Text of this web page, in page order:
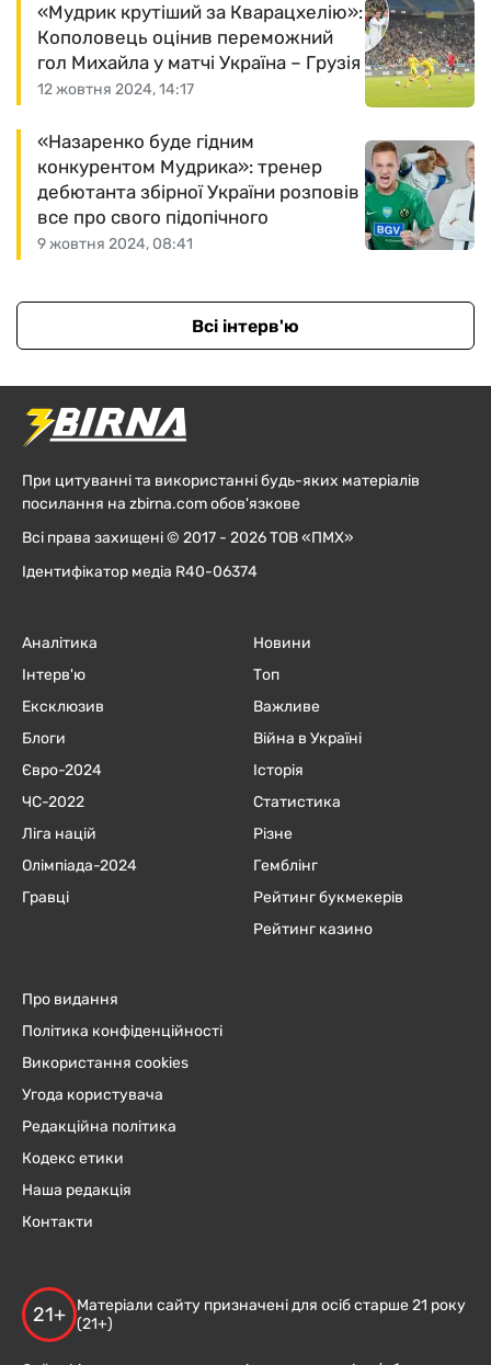
12 жовтня 2024, 14:17
«Мудрик крутіший за Кварацхелію»:
Кополовець оцінив переможний
гол Михайла у матчі Україна – Грузія
9 жовтня 2024, 08:41
«Назаренко буде гідним
конкурентом Мудрика»: тренер
дебютанта збірної України розповів
все про свого підопічного
Всі інтерв'ю
При цитуванні та використанні будь-яких матеріалів
посилання на zbirna.com обов'язкове
Всі права захищені © 2017 - 2026 ТОВ «ПМХ»
Ідентифікатор медіа R40-06374
Аналітика
Інтерв'ю
Ексклюзив
Блоги
Євро-2024
ЧC-2022
Ліга націй
Олімпіада-2024
Гравці
Новини
Топ
Важливе
Війна в Україні
Історія
Статистика
Різне
Гемблінг
Рейтинг букмекерів
Рейтинг казино
Про видання
Політика конфіденційності
Використання cookies
Угода користувача
Редакційна політика
Кодекс етики
Наша редакція
Контакти
21+
Матеріали сайту призначені для осіб старше 21 року
(21+)